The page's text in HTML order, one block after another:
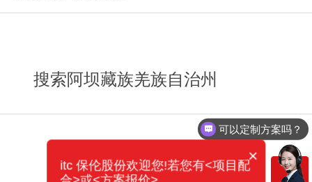
搜索阿坝藏族羌族自治州
可以定制方案吗？
×
itc 保伦股份欢迎您!若您有<项目配